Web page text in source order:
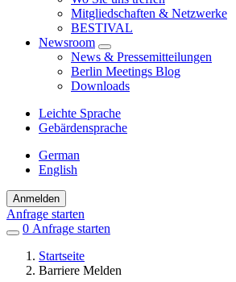
Mitgliedschaften & Netzwerke
BESTIVAL
Newsroom
News & Pressemitteilungen
Berlin Meetings Blog
Downloads
Leichte Sprache
Gebärdensprache
German
English
Anmelden
Anfrage starten
0 Einträge
Favoriten
Anfrage starten
Startseite
Barriere Melden